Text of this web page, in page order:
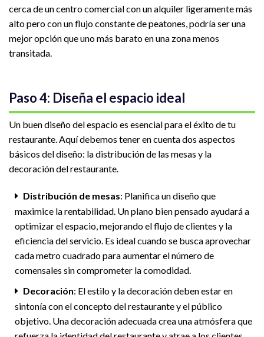
cerca de un centro comercial con un alquiler ligeramente más
alto pero con un flujo constante de peatones, podría ser una
mejor opción que uno más barato en una zona menos
transitada.
Paso 4: Diseña el espacio ideal
Un buen diseño del espacio es esencial para el éxito de tu
restaurante. Aquí debemos tener en cuenta dos aspectos
básicos del diseño: la distribución de las mesas y la
decoración del restaurante.
Distribución de mesas: Planifica un diseño que
maximice la rentabilidad. Un plano bien pensado ayudará a
optimizar el espacio, mejorando el flujo de clientes y la
eficiencia del servicio. Es ideal cuando se busca aprovechar
cada metro cuadrado para aumentar el número de
comensales sin comprometer la comodidad.
Decoración: El estilo y la decoración deben estar en
sintonía con el concepto del restaurante y el público
objetivo. Una decoración adecuada crea una atmósfera que